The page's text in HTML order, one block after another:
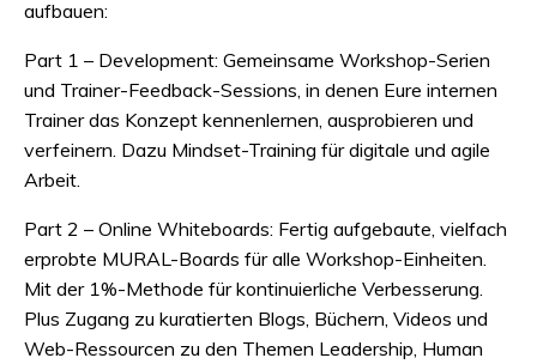
aufbauen:
Part 1 – Development: Gemeinsame Workshop-Serien
und Trainer-Feedback-Sessions, in denen Eure internen
Trainer das Konzept kennenlernen, ausprobieren und
verfeinern. Dazu Mindset-Training für digitale und agile
Arbeit.
Part 2 – Online Whiteboards: Fertig aufgebaute, vielfach
erprobte MURAL-Boards für alle Workshop-Einheiten.
Mit der 1%-Methode für kontinuierliche Verbesserung.
Plus Zugang zu kuratierten Blogs, Büchern, Videos und
Web-Ressourcen zu den Themen Leadership, Human